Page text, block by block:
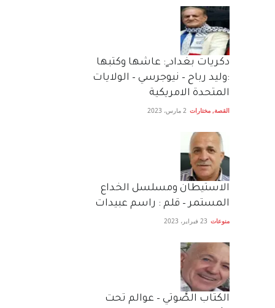
دكريات بغداد ٍ: عاشها وكتبها
:وليد رباح – نيوجرسي – الولايات
المتحدة الامريكية
القصة, مختارات 2 مارس، 2023
الاستيطان ومسلسل الخداع
المستمر – قلم : راسم عبيدات
منوعات 23 فبراير، 2023
الكتاب الصَّوتي – عوالم تحت